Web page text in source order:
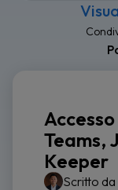
Teams,
Keeper
Scritto da